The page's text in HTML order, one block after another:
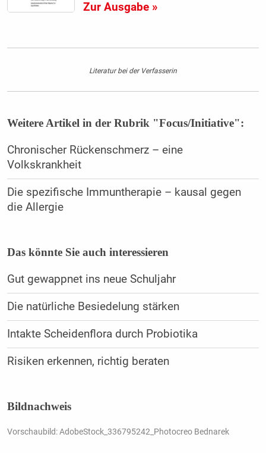
Zur Ausgabe »
Literatur bei der Verfasserin
Weitere Artikel in der Rubrik "Focus/Initiative":
Chronischer Rückenschmerz – eine
Volkskrankheit
Die spezifische Immuntherapie – kausal gegen
die Allergie
Das könnte Sie auch interessieren
Gut gewappnet ins neue Schuljahr
Die natürliche Besiedelung stärken
Intakte Scheidenflora durch Probiotika
Risiken erkennen, richtig beraten
Bildnachweis
Vorschaubild: AdobeStock_336795242_Photocreo Bednarek